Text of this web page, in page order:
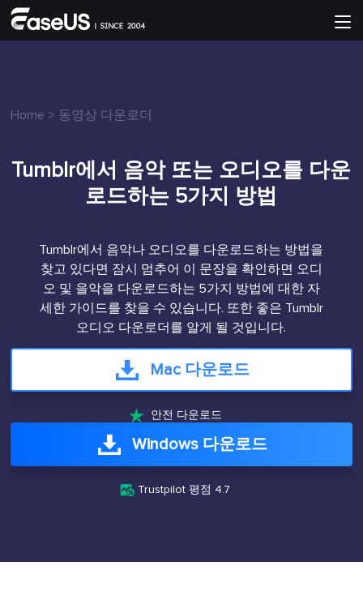
Home > 동영상 다운로더
Tumblr에서 음악 또는 오디오를 다운
로드하는 5가지 방법
Tumblr에서 음악나 오디오를 다운로드하는 방법을
찾고 있다면 잠시 멈추어 이 문장을 확인하면 오디
오 및 을악을 다운로드하는 5가지 방법에 대한 자
세한 가이드를 찾을 수 있습니다. 또한 좋은 Tumblr
오디오 다운로더를 알게 될 것입니다.
Mac 다운로드
 안전 다운로드
Windows 다운로드
 Trustpilot 평점 4.7